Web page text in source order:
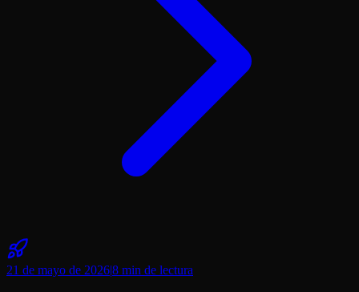
21 de mayo de 2026|8 min de lectura